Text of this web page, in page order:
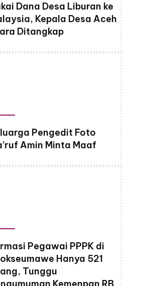
Dana Desa Liburan ke
Kepala Desa Aceh
Ditangkap
Pengedit Foto
Amin Minta Maaf
Pegawai PPPK di
Hanya 521
Tunggu